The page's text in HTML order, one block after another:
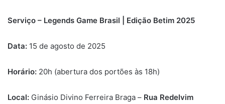
Serviço – Legends Game Brasil | Edição Betim 2025
Data: 15 de agosto de 2025
Horário: 20h (abertura dos portões às 18h)
Local: Ginásio Divino Ferreira Braga – Rua Redelvim